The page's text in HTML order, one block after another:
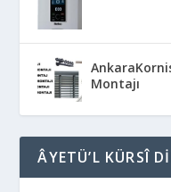
Montajı
ÂYETÜ’L KÜRSÎ